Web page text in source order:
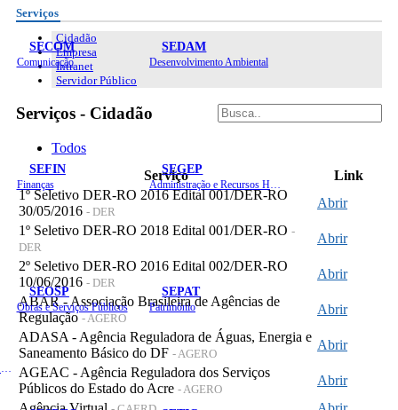
SECOM
Comunicação
SEDAM
Desenvolvimento Ambiental
SEFIN
Finanças
SEGEP
SEOSP
Obras e Serviços Públicos
SEPAT
Patrimônio
Serviços
Cidadão
Empresa
Intranet
Servidor Público
Serviços - Cidadão
Todos
Serviço
Link
1º Seletivo DER-RO 2016 Edital 001/DER-RO
30/05/2016 - DER
Abrir
1º Seletivo DER-RO 2018 Edital 001/DER-RO -
DER
Abrir
2º Seletivo DER-RO 2016 Edital 002/DER-RO
10/06/2016 - DER
Abrir
ABAR - Associação Brasileira de Agências de
Regulação- AGERO
Abrir
ADASA - Agência Reguladora de Águas, Energia e
Saneamento Básico do DF - AGERO
Abrir
AGEAC - Agência Reguladora dos Serviços
Públicos do Estado do Acre - AGERO
Abrir